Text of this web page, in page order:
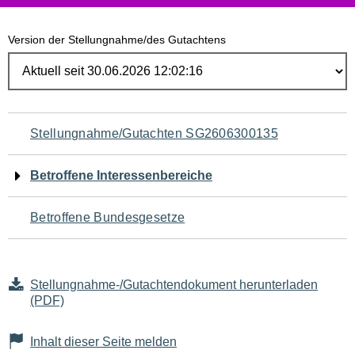
Version der Stellungnahme/des Gutachtens
Navigation
für
den
Seiteninhalt
Stellungnahme/Gutachten SG2606300135
Betroffene Interessenbereiche
Betroffene Bundesgesetze
Stellungnahme-/Gutachtendokument herunterladen
(PDF)
Inhalt dieser Seite melden